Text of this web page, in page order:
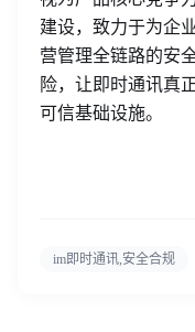
建设，致力于为企
营管理全链路的安
险，让即时通讯真
可信基础设施。
im即时通讯,安全合规